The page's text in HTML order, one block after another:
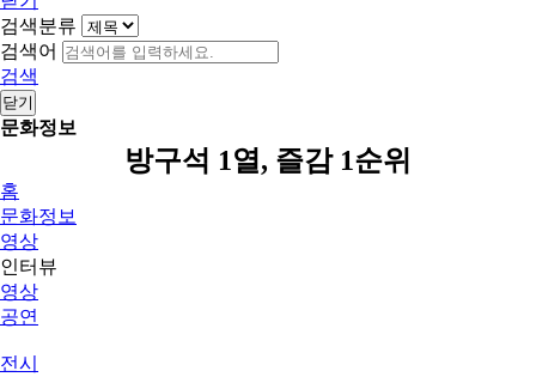
검색분류
검색어
검색
닫기
문화정보
방구석 1열, 즐감 1순위
홈
문화정보
영상
인터뷰
영상
공연
전시